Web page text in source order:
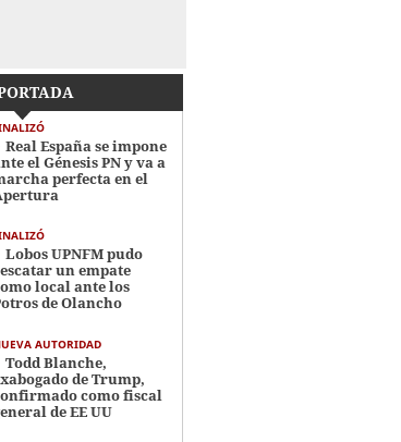
Real España se impone
el Génesis PN y va a
perfecta en el
Lobos UPNFM pudo
un empate
local ante los
de Olancho
AUTORIDAD
Todd Blanche,
de Trump,
como fiscal
de EE UU